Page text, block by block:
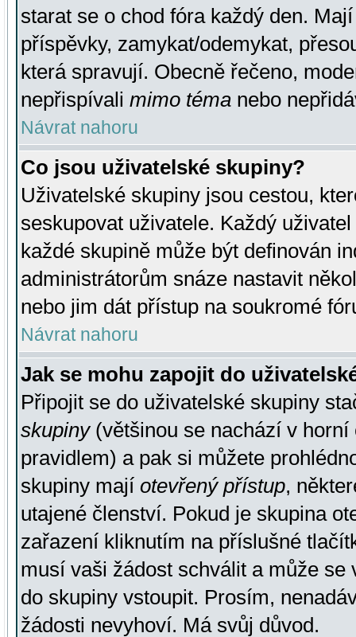
starat se o chod fóra každý den.
příspěvky, zamykat/odemykat,
která spravují. Obecně řečeno,
nepřispívali mimo téma nebo
Návrat nahoru
Co jsou uživatelské skupiny?
Uživatelské skupiny jsou cestou,
seskupovat uživatele. Každý
každé skupině může být definován
administrátorům snáze nastavit
nebo jim dát přístup na soukromé
Návrat nahoru
Jak se mohu zapojit do
Připojit se do uživatelské skupiny
skupiny(většinou se nachází v horní
pravidlem) a pak si můžete
skupiny mají otevřený přístup,
utajené členství. Pokud je skupina
zařazení kliknutím na příslušné
musí vaši žádost schválit a může se
do skupiny vstoupit. Prosím,
žádosti nevyhoví. Má svůj důvod.